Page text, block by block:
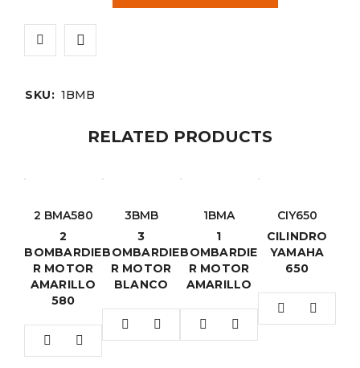
SKU: 1BMB
RELATED PRODUCTS
2 BMA580
2
BOMBARDIE
R MOTOR
AMARILLO
580
3BMB
3
BOMBARDIE
R MOTOR
BLANCO
1BMA
1
BOMBARDIE
R MOTOR
AMARILLO
CIY650
CILINDRO
YAMAHA
650